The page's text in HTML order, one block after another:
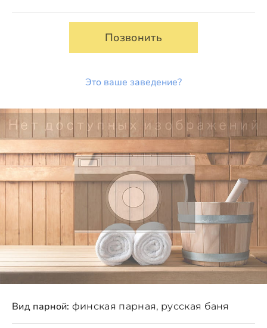
Позвонить
Это ваше заведение?
Вид парной: финская парная, русская баня